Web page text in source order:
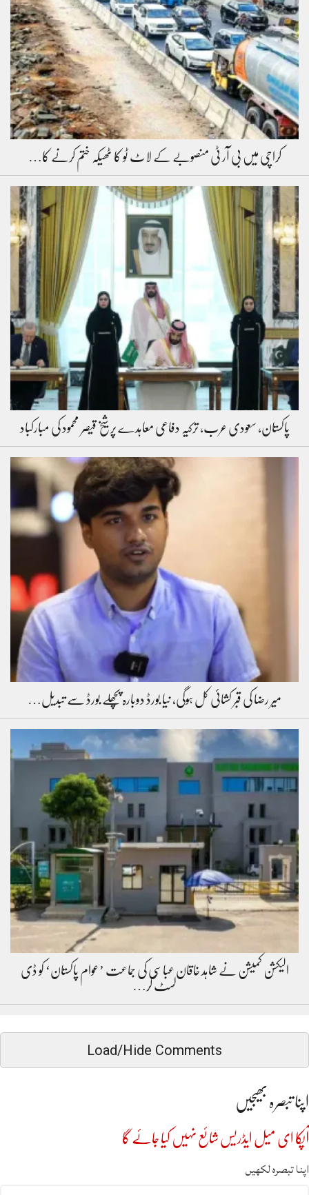
کراچی میں بی آر ٹی منصوبے کے لاٹ ٹو کا ٹھیکہ ختم کرنے کا…
پاکستان، سعودی عرب، ترکیہ دفاعی معاہدے پر شیخ قیصر محمود کی مبارکباد
میر رضا کی قبر کشائی کل ہوگی، نیا بورڈ دوبارہ پچھلے بورڈ سے تبدیل…
الیکشن کمیشن نے شاہد خاقان عباسی کی جماعت ’عوام پاکستان‘ کو ڈی
لسٹ کر…
Load/Hide Comments
اپنا تبصرہ بھیجیں
آپکا ای میل ایڈریس شائع نہیں کیا جائے گا
اپنا تبصرہ لکھیں